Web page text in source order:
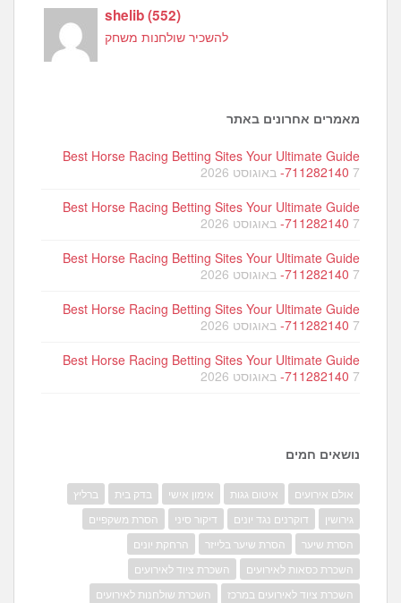
shelib(552)
להשכיר שולחנות משחק
מאמרים אחרונים באתר
Best Horse Racing Betting Sites Your Ultimate Guide
-711282140 7 באוגוסט 2026
Best Horse Racing Betting Sites Your Ultimate Guide
-711282140 7 באוגוסט 2026
Best Horse Racing Betting Sites Your Ultimate Guide
-711282140 7 באוגוסט 2026
Best Horse Racing Betting Sites Your Ultimate Guide
-711282140 7 באוגוסט 2026
Best Horse Racing Betting Sites Your Ultimate Guide
-711282140 7 באוגוסט 2026
נושאים חמים
אולם אירועים איטום גגות אימון אישי בדק בית
ברליץ
גירושין
דוקרנים נגד יונים דיקור סיני
הסרת משקפיים
הסרת שיער
הסרת שיער בלייזר
הרחקת יונים
השכרת כסאות לאירועים
השכרת ציוד לאירועים
השכרת ציוד לאירועים במרכז
השכרת שולחנות לאירועים